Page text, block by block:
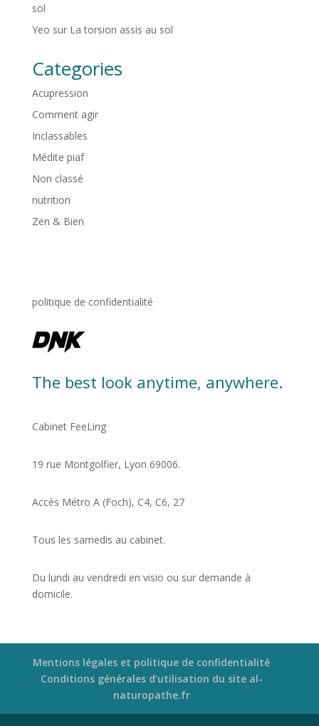
sol
Yeo sur La torsion assis au sol
Categories
Acupression
Comment agir
Inclassables
Médite piaf
Non classé
nutrition
Zen & Bien
politique de confidentialité
The best look anytime, anywhere.
Cabinet FeeLing
19 rue Montgolfier, Lyon 69006.
Accès Métro A (Foch), C4, C6, 27
Tous les samedis au cabinet.
Du lundi au vendredi en visio ou sur demande à
domicile.
Mentions légales et politique de confidentialité
Conditions générales d’utilisation du site al-
naturopathe.fr